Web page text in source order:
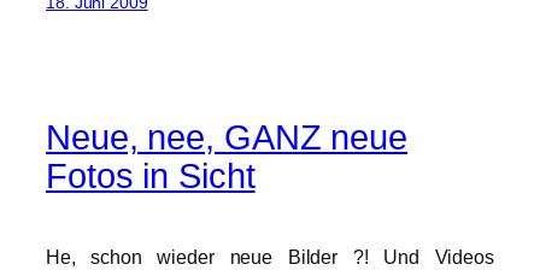
Neue, nee, GANZ neue
Fotos in Sicht
He, schon wieder neue Bilder ?! Und Videos